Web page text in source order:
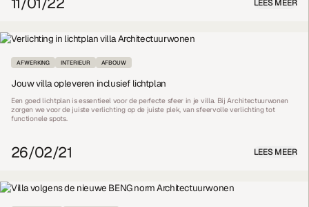
LEES MEER
AFWERKING INTERIEUR AFBOUW
Jouw villa opleveren inclusief lichtplan
Een goed lichtplan is essentieel voor de perfecte sfeer in je villa. Bij Architectuurwonen
zorgen we voor de juiste verlichting op de juiste plek, van sfeervolle verlichting tot
functionele spots.
26/02/21 LEES MEER